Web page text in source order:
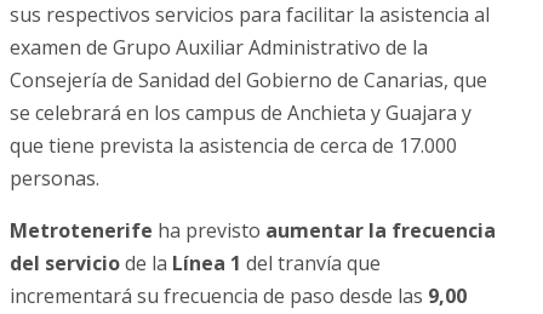
sus respectivos servicios para facilitar la asistencia al
examen de Grupo Auxiliar Administrativo de la
Consejería de Sanidad del Gobierno de Canarias, que
se celebrará en los campus de Anchieta y Guajara y
que tiene prevista la asistencia de cerca de 17.000
personas.
Metrotenerife ha previsto aumentar la frecuencia
del serviciode la Línea 1 del tranvía que
incrementará su frecuencia de paso desde las 9,00